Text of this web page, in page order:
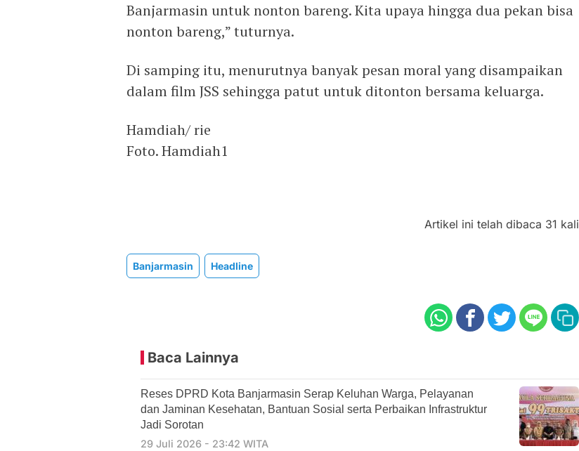
Banjarmasin untuk nonton bareng. Kita upaya hingga dua pekan bisa
nonton bareng,” tuturnya.
Di samping itu, menurutnya banyak pesan moral yang disampaikan
dalam film JSS sehingga patut untuk ditonton bersama keluarga.
Hamdiah/ rie
Foto. Hamdiah1
Artikel ini telah dibaca 31 kali
Banjarmasin Headline
Baca Lainnya
Reses DPRD Kota Banjarmasin Serap Keluhan Warga, Pelayanan
dan Jaminan Kesehatan, Bantuan Sosial serta Perbaikan Infrastruktur
Jadi Sorotan
29 Juli 2026 - 23:42 WITA